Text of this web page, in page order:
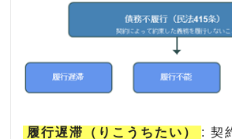
履行遅滞（りこうちたい）
: 契